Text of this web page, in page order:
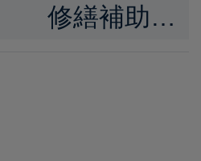
修繕補助進